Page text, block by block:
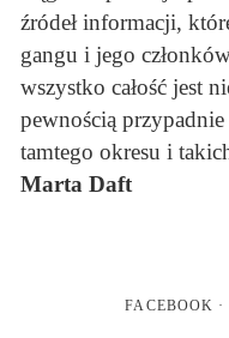
źródeł informacji,
gangu i jego
wszystko całość jest
pewnością
tamtego okresu i
Marta Daft
FACEBOOK